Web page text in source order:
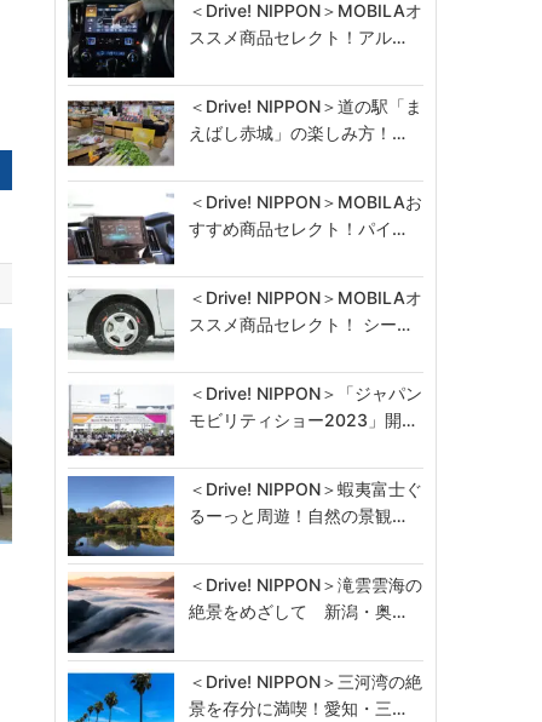
＜Drive! NIPPON＞MOBILAオ
ススメ商品セレクト！アル…
＜Drive! NIPPON＞道の駅「ま
えばし赤城」の楽しみ方！…
＜Drive! NIPPON＞MOBILAお
すすめ商品セレクト！パイ…
＜Drive! NIPPON＞MOBILAオ
ススメ商品セレクト！ シー…
＜Drive! NIPPON＞「ジャパン
モビリティショー2023」開…
＜Drive! NIPPON＞蝦夷富士ぐ
るーっと周遊！自然の景観…
＜Drive! NIPPON＞滝雲雲海の
絶景をめざして 新潟・奥…
＜Drive! NIPPON＞三河湾の絶
景を存分に満喫！愛知・三…